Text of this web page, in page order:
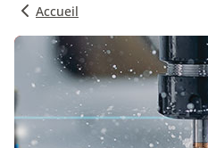
Accueil